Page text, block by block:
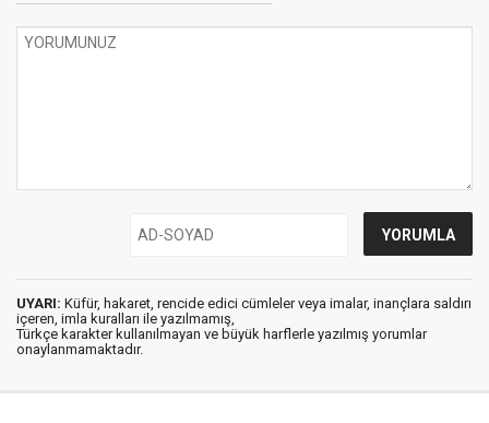
UYARI: Küfür, hakaret, rencide edici cümleler veya imalar, inançlara saldırı
içeren, imla kuralları ile yazılmamış,
Türkçe karakter kullanılmayan ve büyük harflerle yazılmış yorumlar
onaylanmamaktadır.